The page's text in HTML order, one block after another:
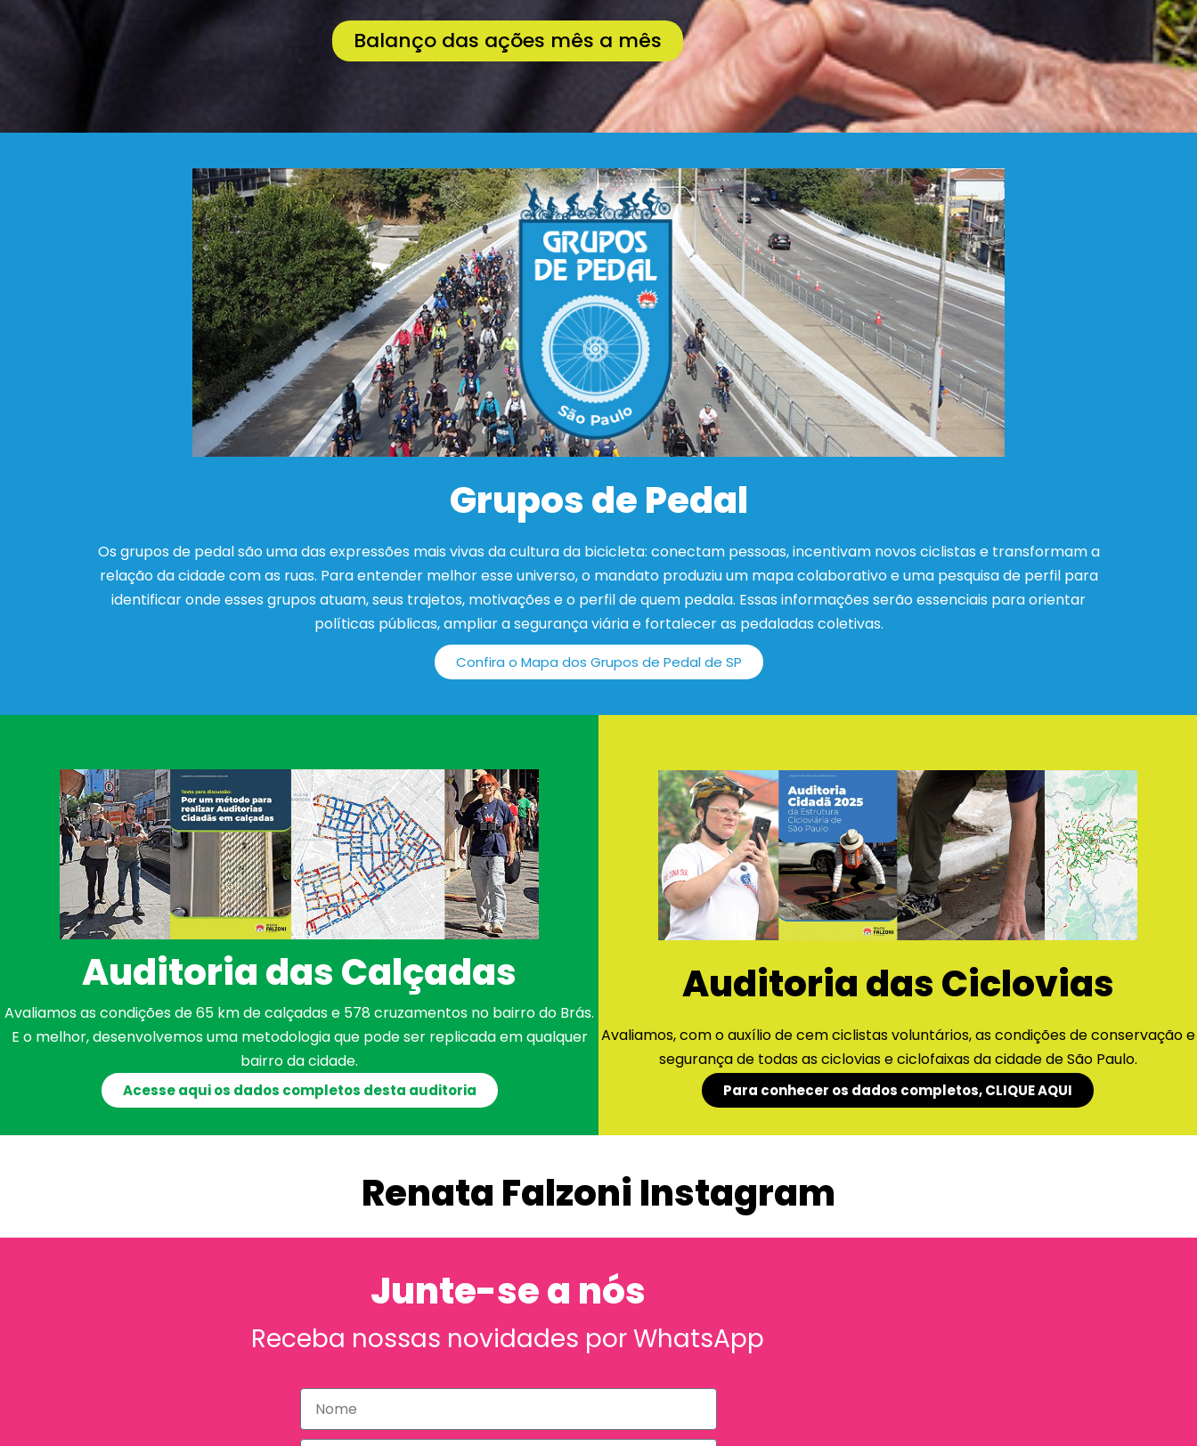
Balanço das ações mês a mês
Grupos de Pedal
Os grupos de pedal são uma das expressões mais vivas da cultura da bicicleta: conectam pessoas, incentivam novos ciclistas e transformam a
relação da cidade com as ruas. Para entender melhor esse universo, o mandato produziu um mapa colaborativo e uma pesquisa de perfil para
identificar onde esses grupos atuam, seus trajetos, motivações e o perfil de quem pedala. Essas informações serão essenciais para orientar
políticas públicas, ampliar a segurança viária e fortalecer as pedaladas coletivas.
Confira o Mapa dos Grupos de Pedal de SP
Auditoria das Calçadas
Avaliamos as condições de 65 km de calçadas e 578 cruzamentos no bairro do Brás.
E o melhor, desenvolvemos uma metodologia que pode ser replicada em qualquer
bairro da cidade.
Acesse aqui os dados completos desta auditoria
Auditoria das Ciclovias
Avaliamos, com o auxílio de cem ciclistas voluntários, as condições de conservação e
segurança de todas as ciclovias e ciclofaixas da cidade de São Paulo.
Para conhecer os dados completos, CLIQUE AQUI
Renata Falzoni Instagram
Junte-se a nós
Receba nossas novidades por WhatsApp